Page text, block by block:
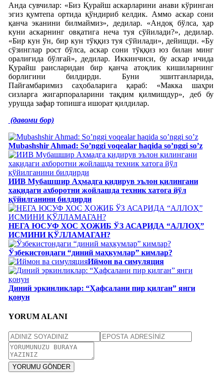
Анда сувчилар: «Биз Қурайш аскарларини анави кўринган
эгиз қумтепа ортида қўндириб келдик. Аммо аскар сони
қанча эканини билмаймиз», дедилар. «Андоқ бўлса, ҳар
куни аскарнинг овқатига неча туя сўйилади?», дедилар.
«Бир кун ўн, бир кун тўққиз туя сўйилади», дейишди. «Бу
сўзинглар рост бўлса, аскар сони тўққиз юз билан минг
оралиғида бўлғай», дедилар. Иккинчиси, бу аскар ичида
Қурайш раисларидан бир қанча атоқлик кишиларнинг
борлигини билдирди. Буни эшитганларида,
Пайғамбаримиз саҳобаларига қараб: «Макка шаҳри
сизларга жигарпораларини тақдим қилмишдур», деб бу
урушда зафар топишга ишорат қилдилар.
(давоми бор)
Mubashshir Ahmad: So’nggi voqealar haqida so’nggi so’z
ИИВ Мубашшир Аҳмадга қидирув эълон қилингани
хақидаги ахборотни жойлашда техник хатога йўл
қўйилганини билдирди
НЕГА ЮСУФ ХОС ҲОЖИБ ЎЗ АСАРИДА “АЛЛОҲ”
ИСМИНИ ҚЎЛЛАМАГАН?
Ўзбекистондаги “диний маҳкумлар” кимлар?
Иймон ва симуляция
Диний эркинликлар: “Ҳафсалани пир қилган” янги
қонун
YORUM ALANI
YORUMU GÖNDER